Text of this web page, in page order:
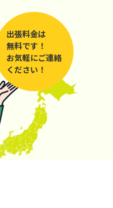
出張料金は
無料です！
お気軽にご連絡
ください！